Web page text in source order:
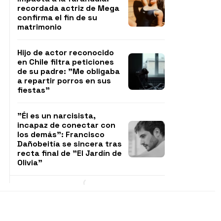
recordada actriz de Mega
confirma el fin de su
matrimonio
Hijo de actor reconocido
en Chile filtra peticiones
de su padre: "Me obligaba
a repartir porros en sus
fiestas"
"Él es un narcisista,
incapaz de conectar con
los demás": Francisco
Dañobeitía se sincera tras
recta final de "El Jardín de
Olivia"